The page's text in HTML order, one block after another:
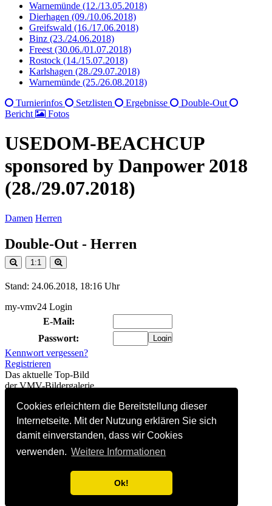
Cookies erleichtern die Bereitstellung dieser
Internetseite. Mit der Nutzung erklären Sie sich
damit einverstanden, dass wir Cookies
verwenden. Weitere Informationen
Ok!
Warnemünde (12./13.05.2018)
Dierhagen (09./10.06.2018)
Greifswald (16./17.06.2018)
Binz (23./24.06.2018)
Freest (30.06./01.07.2018)
Rostock (14./15.07.2018)
Karlshagen (28./29.07.2018)
Warnemünde (25./26.08.2018)
Turnierinfos
Setzlisten Ergebnisse
Double-Out
Bericht
Fotos
USEDOM-BEACHCUP
sponsored by Danpower 2018
(28./29.07.2018)
Damen Herren
Double-Out - Herren
1:1
Stand: 24.06.2018, 18:16 Uhr
my-vmv24 Login
E-Mail:
Passwort:
Kennwort vergessen?
Registrieren
Das aktuelle Top-Bild
der VMV-Bildergalerie
175 Besucher online
(davon 0 registriert)
Hitliste linkender Websites
Instagram(20)
DVV-Beach-Seite(13)
SVF Neustadt-Glewe(1)
Homepage hierher:Info...